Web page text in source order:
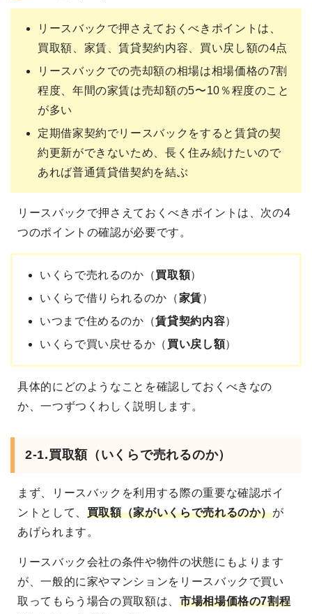
リースバックで押さえておくべきポイントは、
買取額、家賃、賃貸契約内容、買い戻し額の4点
リースバックでの売却額の相場は相場価格の7割
程度、年間の家賃は売却額の5〜10％程度のこと
が多い
定期借家契約でリースバックをすると賃貸の契
約更新ができないため、長く住み続けたいので
あれば普通賃貸借契約を結ぶ
リースバックで押さえておくべきポイントは、次の4
つのポイントの確認が必要です。
いくらで売れるのか（買取額）
いくらで借りられるのか（家賃）
いつまで住めるのか（賃貸契約内容）
いくらで買い戻せるか（ 買い戻し額）
具体的にどのようなことを確認しておくべきなの
か、一つずつくわしく説明します。
2-1.買取額（いくらで売れるのか）
まず、リースバックを利用する際の重要な確認ポイ
ントとして、 買取額（家がいくらで売れるのか）が
あげられます。
リースバック会社の条件や物件の状態にもよります
が、一般的に家やマンションをリースバックで買い
取ってもらう場合の買取額は、 市場相場価格の7割程